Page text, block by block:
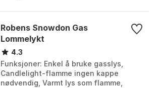
Robens Snowdon Gas
Lommelykt
4.3
Funksjoner: Enkel å bruke gasslys,
Candlelight-flamme ingen kappe
nødvendig, Varmt lys som flamme,